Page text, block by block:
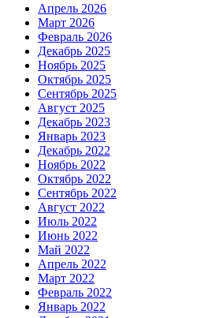
Апрель 2026
Март 2026
Февраль 2026
Декабрь 2025
Ноябрь 2025
Октябрь 2025
Сентябрь 2025
Август 2025
Декабрь 2023
Январь 2023
Декабрь 2022
Ноябрь 2022
Октябрь 2022
Сентябрь 2022
Август 2022
Июль 2022
Июнь 2022
Май 2022
Апрель 2022
Март 2022
Февраль 2022
Январь 2022